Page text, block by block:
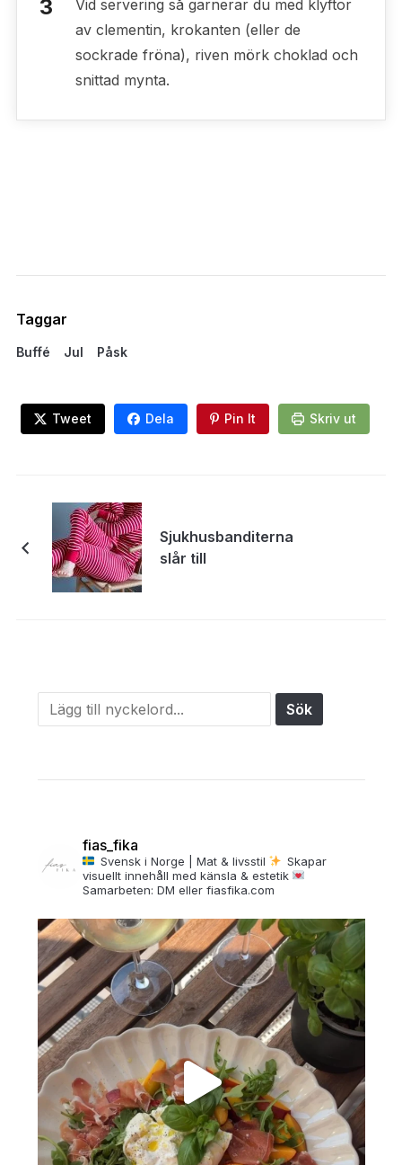
Vid servering så garnerar du med klyftor
av clementin, krokanten (eller de
sockrade fröna), riven mörk choklad och
snittad mynta.
Taggar
Buffé Jul Påsk
Tweet Dela Pin It Skriv ut
Sjukhusbanditerna
slår till
fias_fika
Svensk i Norge | Mat & livsstil
Skapar
visuellt innehåll med känsla & estetik
Samarbeten: DM eller fiasfika.com